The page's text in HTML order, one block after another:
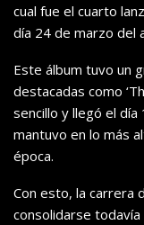
cual fue el cuarto
día 24 de marzo del
Este álbum tuvo un
destacadas como
sencillo y llegó el
mantuvo en lo más
época.
Con esto, la carrera
consolidarse todavía